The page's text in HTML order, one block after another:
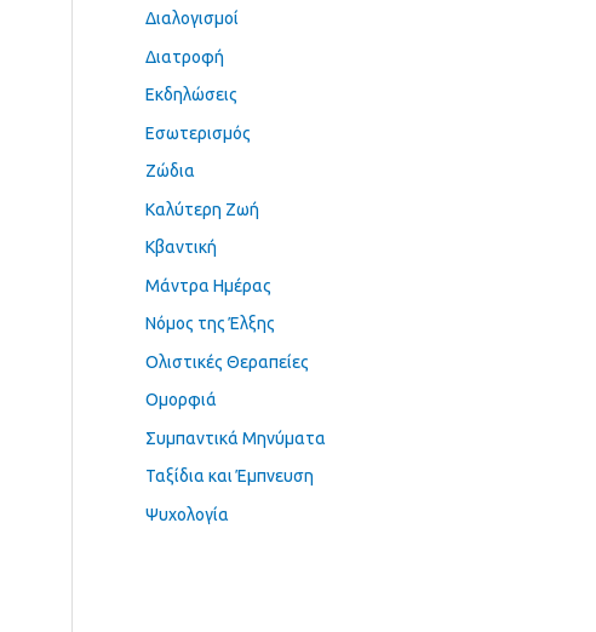
Διαλογισμοί
Διατροφή
Εκδηλώσεις
Εσωτερισμός
Ζώδια
Καλύτερη Ζωή
Κβαντική
Μάντρα Ημέρας
Νόμος της Έλξης
Ολιστικές Θεραπείες
Ομορφιά
Συμπαντικά Μηνύματα
Ταξίδια και Έμπνευση
Ψυχολογία